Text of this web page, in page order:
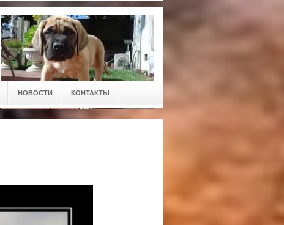
НОВОСТИ КОНТАКТЫ